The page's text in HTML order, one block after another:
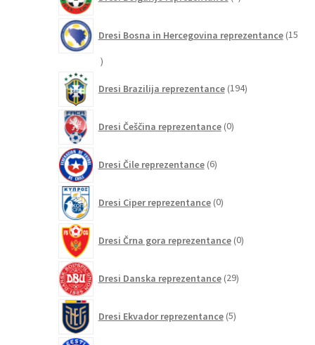
izdelkov
Dresi Bosna in Hercegovina reprezentance 15
15
Dresi Brazilija reprezentance 194izdelkov
Dresi Češčina reprezentance 0izdelkov
Dresi Čile reprezentance 6izdelkov
Dresi Ciper reprezentance 0izdelkov
Dresi Črna gora reprezentance 0izdelkov
Dresi Danska reprezentance 29izdelkov
Dresi Ekvador reprezentance 5izdelkov